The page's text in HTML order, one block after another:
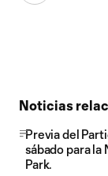
Noticias
Previa del
sábado para
Park.